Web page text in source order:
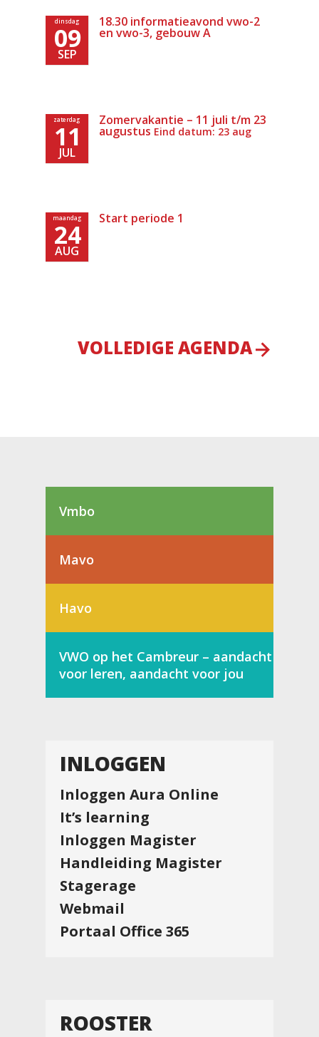
dinsdag
09
SEP
18.30 informatieavond vwo-2
en vwo-3, gebouw A
zaterdag
11
JUL
Zomervakantie – 11 juli t/m 23
augustus Eind datum: 23 aug
maandag
24
AUG
Start periode 1
VOLLEDIGE AGENDA
Vmbo
Mavo
Havo
VWO op het Cambreur – aandacht
voor leren, aandacht voor jou
INLOGGEN
Inloggen Aura Online
It’s learning
Inloggen Magister
Handleiding Magister
Stagerage
Webmail
Portaal Office 365
ROOSTER